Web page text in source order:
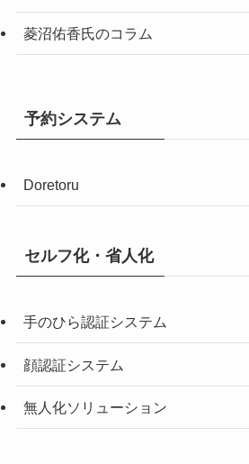
菱沼佑香氏のコラム
予約システム
Doretoru
セルフ化・省人化
手のひら認証システム
顔認証システム
無人化ソリューション